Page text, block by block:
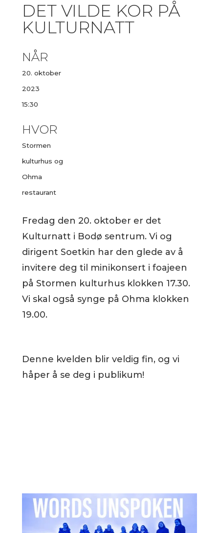
DET VILDE KOR PÅ
KULTURNATT
NÅR
20. oktober
2023
15:30
HVOR
Stormen
kulturhus og
Ohma
restaurant
Fredag den 20. oktober er det
Kulturnatt i Bodø sentrum. Vi og
dirigent Soetkin har den glede av å
invitere deg til minikonsert i foajeen
på Stormen kulturhus klokken 17.30.
Vi skal også synge på Ohma klokken
19.00.
Denne kvelden blir veldig fin, og vi
håper å se deg i publikum!